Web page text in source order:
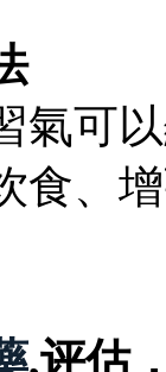
氣可
食、
,评估